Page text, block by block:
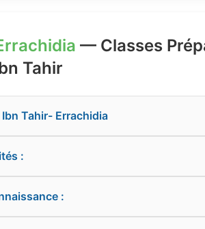
— Classes
Tahir
Tahir- Errachidia
:
: